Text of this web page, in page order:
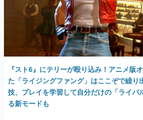
『スト6』にテリーが殴り込み！アニメ版
た「ライジングファング」はここぞで繰り
技、プレイを学習して自分だけの「ライバ
る新モードも